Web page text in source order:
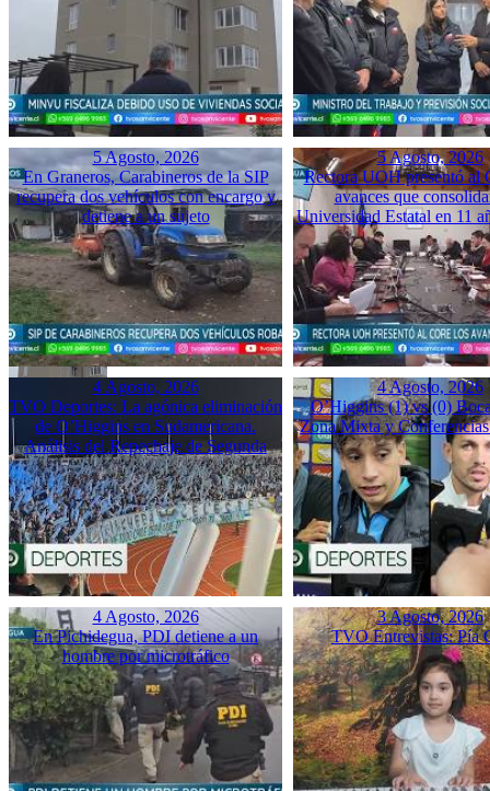
5 Agosto, 2026
En Graneros, Carabineros de la SIP
recupera dos vehículos con encargo y
detiene a un sujeto
5 Agosto, 2026
Rectora UOH presentó al
avances que
Universidad Estatal en 11
4 Agosto, 2026
TVO Deportes: La agónica eliminación
de O’Higgins en Sudamericana.
Análisis del Repechaje de Segunda
4 Agosto, 2026
O’Higgins (1) vs (0)
Zona Mixta y Conferencias
4 Agosto, 2026
En Pichidegua, PDI detiene a un
hombre por microtráfico
3 Agosto, 2026
TVO Entrevistas: Pía